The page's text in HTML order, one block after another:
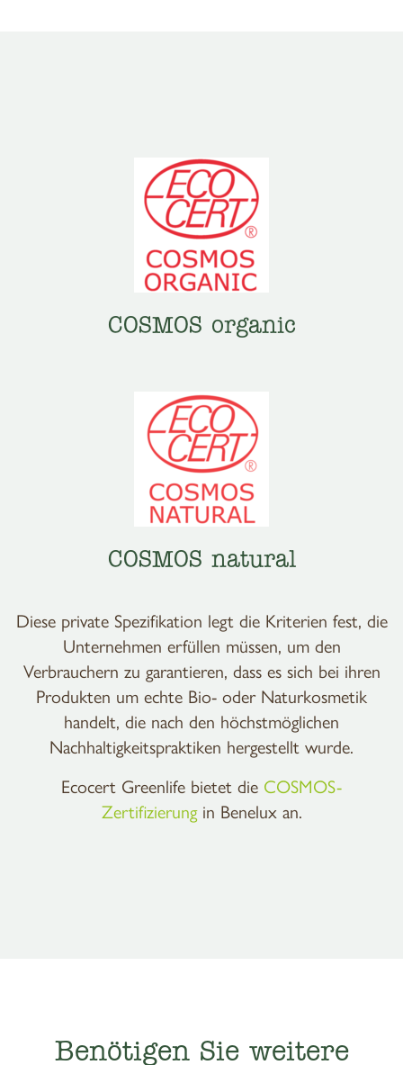
COSMOS organic
COSMOS natural
Diese private Spezifikation legt die Kriterien fest, die
Unternehmen erfüllen müssen, um den
Verbrauchern zu garantieren, dass es sich bei ihren
Produkten um echte Bio- oder Naturkosmetik
handelt, die nach den höchstmöglichen
Nachhaltigkeitspraktiken hergestellt wurde.
Ecocert Greenlife bietet die COSMOS-
Zertifizierungin Benelux an.
Benötigen Sie weitere